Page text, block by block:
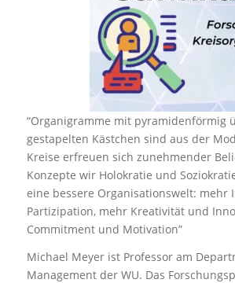
“Organigramme mit pyramidenförmig
gestapelten Kästchen sind aus der
Kreise erfreuen sich zunehmender
Konzepte wir Holokratie und
eine bessere Organisationswelt: mehr
Partizipation, mehr Kreativität und
Commitment und Motivation”
Michael Meyer ist Professor am
Management der WU. Das